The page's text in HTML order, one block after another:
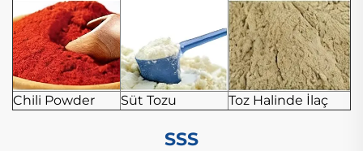
Chili Powder Süt Tozu Toz Halinde İlaç
SSS